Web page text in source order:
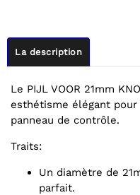
La description
Le PIJL VOOR 21mm
esthétisme élégant
panneau de contrôle.
Traits:
Un diamètre de 21mm assure un ajustement
parfait.